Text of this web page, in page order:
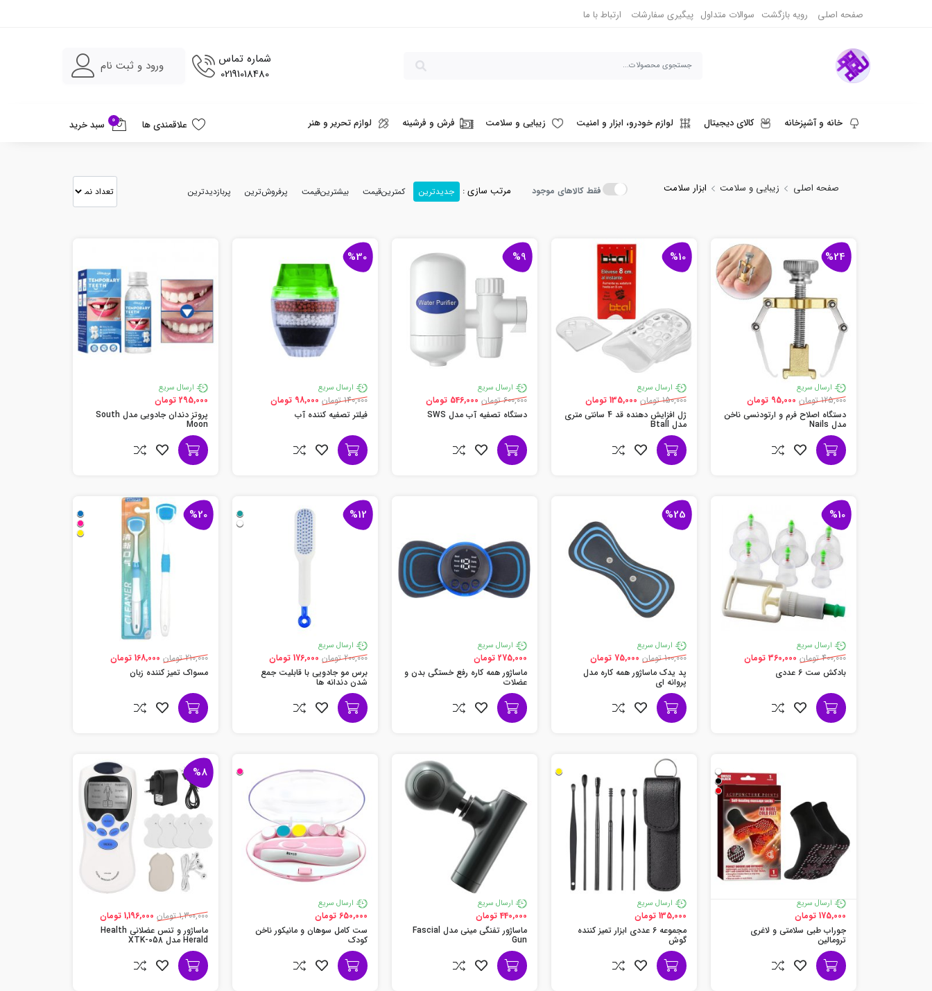
صفحه اصلی رویه بازگشت سوالات متداول پیگیری سفارشات ارتباط با ما
شماره تماس
02191018480
ورود و ثبت نام
خانه و آشپزخانه کالای دیجیتال لوازم خودرو، ابزار و امنیت زیبایی و سلامت فرش و فرشینه لوازم تحریر و هنر علاقمندی ها 0 سبد خرید
صفحه اصلی زیبایی و سلامت ابزار سلامت فقط کالاهای موجود مرتب سازی : جدیدترین کمترین‌قیمت بیشترین‌قیمت پرفروش‌ترین پربازدیدترین
%24
ارسال سریع
125,000 تومان
95,000 تومان
دستگاه اصلاح فرم و ارتودنسی ناخن
مدل Nails
%10
ارسال سریع
150,000 تومان
135,000 تومان
ژل افزایش دهنده قد 4 سانتی متری
مدل Btall
%9
ارسال سریع
600,000 تومان
546,000 تومان
دستگاه تصفیه آب مدل SWS
%30
ارسال سریع
140,000 تومان
98,000 تومان
فیلتر تصفیه کننده آب
ارسال سریع
295,000 تومان
پروتز دندان جادویی مدل South
Moon
%10
ارسال سریع
400,000 تومان
360,000 تومان
بادکش ست 6 عددی
%25
ارسال سریع
100,000 تومان
75,000 تومان
پد یدک ماساژور همه کاره مدل
پروانه ای
ارسال سریع
275,000 تومان
ماساژور همه کاره رفع خستگی بدن و
عضلات
%12
ارسال سریع
200,000 تومان
176,000 تومان
برس مو جادویی با قابلیت جمع
شدن دندانه ها
%20
210,000 تومان
168,000 تومان
مسواک تمیز کننده زبان
ارسال سریع
175,000 تومان
جوراب طبی سلامتی و لاغری
ترومالین
ارسال سریع
135,000 تومان
مجموعه 6 عددی ابزار تمیز کننده
گوش
ارسال سریع
440,000 تومان
ماساژور تفنگی مینی مدل Fascial
Gun
ارسال سریع
650,000 تومان
ست کامل سوهان و مانیکور ناخن
کودک
%8
1,300,000 تومان
1,196,000 تومان
ماساژور و تنس عضلانی Health
Herald مدل XTK-058